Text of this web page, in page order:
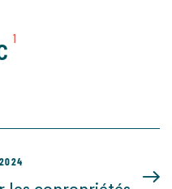
1